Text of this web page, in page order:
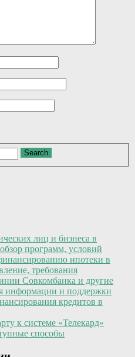
лиц и бизнеса в
программ, условий
ипотеки в
требования
Совкомбанка и другие
информации и поддержки
кредитов в
к системе «Телекард»
способы